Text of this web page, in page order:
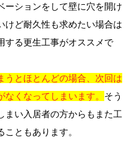
ーションをして壁に穴を開け
けど耐久性も求めたい場合は
する更生工事がオススメで
うとほとんどの場合、次回は
くなってしまいます。 そう
まい入居者の方からもまた工
ともあります。